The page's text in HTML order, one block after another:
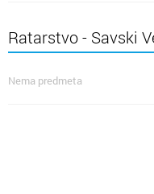
Ratarstvo - Savski
Nema predmeta